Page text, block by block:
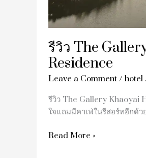
รีวิว The
Residence
Leave a Comment / hotel
รีวิว The Gallery Khaoyai
ใจแถมมีคาเฟ่ในรีสอร์ทอีกด้
Read More »